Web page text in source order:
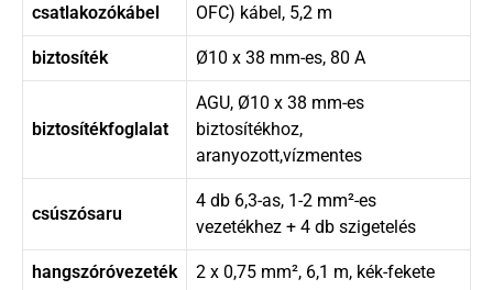
csatlakozókábel
OFC) kábel, 5,2 m
biztosíték Ø10 x 38 mm-es, 80 A
biztosítékfoglalat
AGU, Ø10 x 38 mm-es
biztosítékhoz,
aranyozott,vízmentes
csúszósaru
4 db 6,3-as, 1-2 mm²-es
vezetékhez + 4 db szigetelés
hangszóróvezeték 2 x 0,75 mm², 6,1 m, kék-fekete